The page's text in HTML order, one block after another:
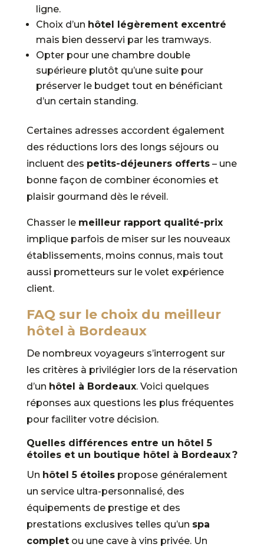
ligne.
Choix d’un hôtel légèrement excentré
mais bien desservi par les tramways.
Opter pour une chambre double
supérieure plutôt qu’une suite pour
préserver le budget tout en bénéficiant
d’un certain standing.
Certaines adresses accordent également
des réductions lors des longs séjours ou
incluent des petits-déjeuners offerts– une
bonne façon de combiner économies et
plaisir gourmand dès le réveil.
Chasser le meilleur rapport qualité-prix
implique parfois de miser sur les nouveaux
établissements, moins connus, mais tout
aussi prometteurs sur le volet expérience
client.
FAQ sur le choix du meilleur
hôtel à Bordeaux
De nombreux voyageurs s’interrogent sur
les critères à privilégier lors de la réservation
d’un hôtel à Bordeaux. Voici quelques
réponses aux questions les plus fréquentes
pour faciliter votre décision.
Quelles différences entre un hôtel 5
étoiles et un boutique hôtel à Bordeaux ?
Un hôtel 5 étoilespropose généralement
un service ultra-personnalisé, des
équipements de prestige et des
prestations exclusives telles qu’un spa
completou une cave à vins privée. Un